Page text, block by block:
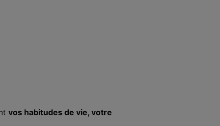
vos habitudes de vie, votre